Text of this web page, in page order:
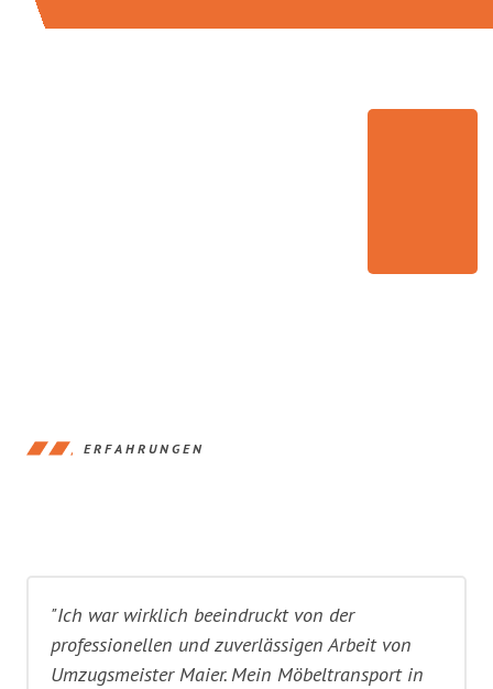
ERFAHRUNGEN
"Ich war wirklich beeindruckt von der
professionellen und zuverlässigen Arbeit von
Umzugsmeister Maier. Mein Möbeltransport in